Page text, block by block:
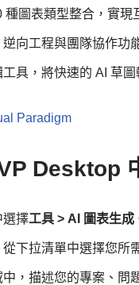
種圖表類型整合，實現
向工程與團隊協作功
具，將快速的 AI 草
Paradigm
Desktop
選擇工具 > AI 圖表生成
下拉清單中選擇您所
，描述您的專案、問